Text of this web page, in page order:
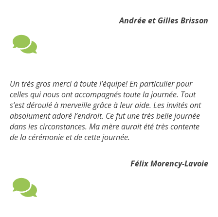
Andrée et Gilles Brisson
Un très gros merci à toute l’équipe! En particulier pour
celles qui nous ont accompagnés toute la journée. Tout
s’est déroulé à merveille grâce à leur aide. Les invités ont
absolument adoré l’endroit. Ce fut une très belle journée
dans les circonstances. Ma mère aurait été très contente
de la cérémonie et de cette journée.
Félix Morency-Lavoie